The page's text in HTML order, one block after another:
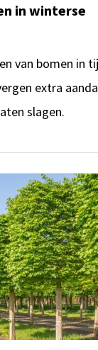
in winterse
van bomen in
extra
slagen.